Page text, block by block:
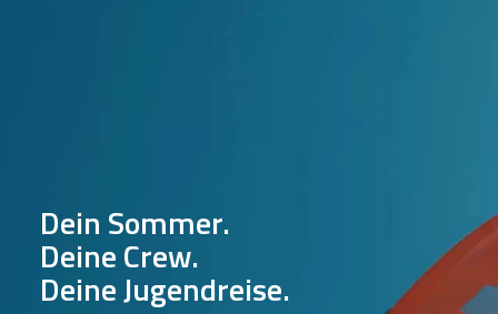
Dein Sommer.
Deine Crew.
Deine Jugendreise.